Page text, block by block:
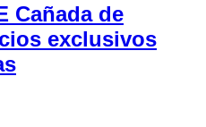
Cañada de
exclusivos